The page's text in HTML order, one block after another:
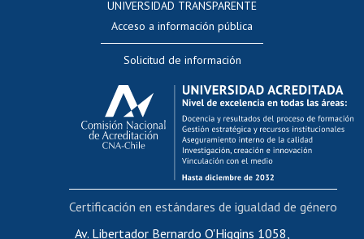
Evaluación docente
Calificación académica
Postulación al AUCAI
Funcionarias/os
Cursos internos de capacitación
Bienestar del personal
Portal de movilidad interna
Certificado de renta
UNIVERSIDAD TRANSPARENTE
Acceso a información pública
Solicitud de información
Av. Libertador Bernardo O'Higgins 1058,
Certificación en estándares de igualdad de género